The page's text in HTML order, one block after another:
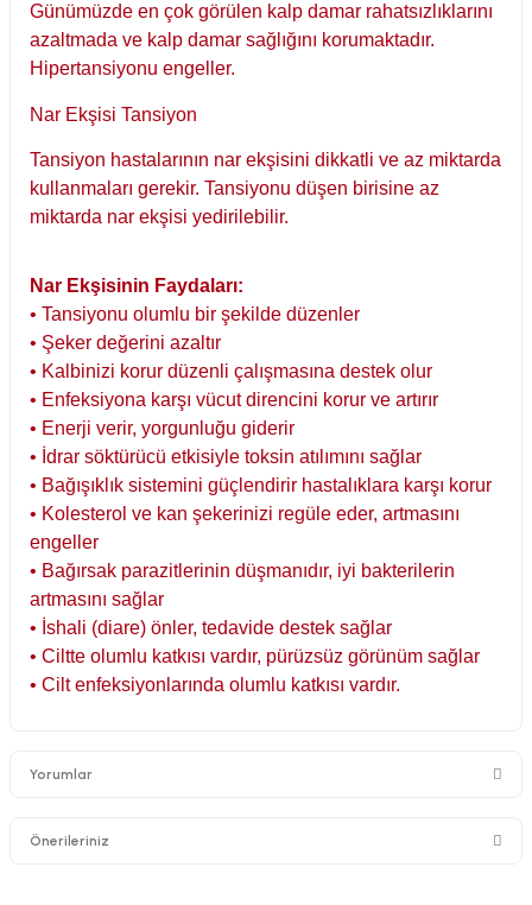
Günümüzde en çok görülen kalp damar rahatsızlıklarını
azaltmada ve kalp damar sağlığını korumaktadır.
Hipertansiyonu engeller.
Nar Ekşisi Tansiyon
Tansiyon hastalarının nar ekşisini dikkatli ve az miktarda
kullanmaları gerekir. Tansiyonu düşen birisine az
miktarda nar ekşisi yedirilebilir.
Nar Ekşisinin Faydaları:
• Tansiyonu olumlu bir şekilde düzenler
• Şeker değerini azaltır
• Kalbinizi korur düzenli çalışmasına destek olur
• Enfeksiyona karşı vücut direncini korur ve artırır
• Enerji verir, yorgunluğu giderir
• İdrar söktürücü etkisiyle toksin atılımını sağlar
• Bağışıklık sistemini güçlendirir hastalıklara karşı korur
• Kolesterol ve kan şekerinizi regüle eder, artmasını
engeller
• Bağırsak parazitlerinin düşmanıdır, iyi bakterilerin
artmasını sağlar
• İshali (diare) önler, tedavide destek sağlar
• Ciltte olumlu katkısı vardır, pürüzsüz görünüm sağlar
• Cilt enfeksiyonlarında olumlu katkısı vardır.
Yorumlar
Önerileriniz